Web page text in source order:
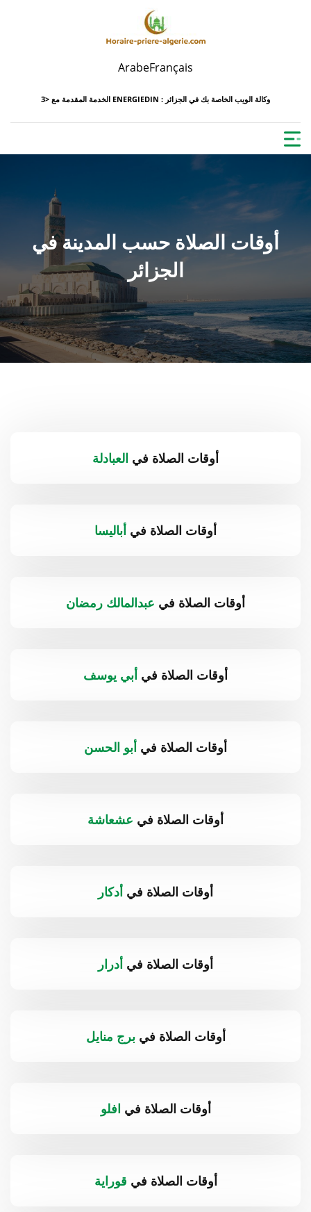
ArabeFrançais
ENERGIEDIN : وكالة الويب الخاصة بك في الجزائر
أوقات الصلاة حسب المدينة في
الجزائر
أوقات الصلاة في العبادلة
أوقات الصلاة في أباليسا
أوقات الصلاة في عبدالمالك رمضان
أوقات الصلاة في أبي يوسف
أوقات الصلاة في أبو الحسن
أوقات الصلاة في عشعاشة
أوقات الصلاة في أدكار
أوقات الصلاة في أدرار
أوقات الصلاة فيبرج منايل
أوقات الصلاة في افلو
أوقات الصلاة في قوراية